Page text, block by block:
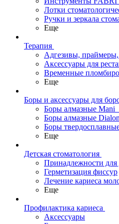
Лотки
Ручки и зеркала
Еще
Терапия
Адгезивы, праймеры,
Аксессуары для
Временные
Еще
Боры и аксессуары для
Боры алмазные Mani
Боры алмазные
Боры
Еще
Детская стоматология
Принадлежности для
Герметизация фиссур
Лечение кариеса
Еще
Профилактика кариеса
Аксессуары